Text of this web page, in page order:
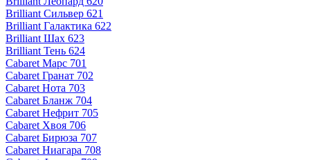
Brilliant Сильвер 621
Brilliant Галактика 622
Brilliant Шах 623
Brilliant Тень 624
Cabaret Марс 701
Cabaret Гранат 702
Cabaret Нота 703
Cabaret Бланж 704
Cabaret Нефрит 705
Cabaret Хвоя 706
Cabaret Бирюза 707
Cabaret Ниагара 708